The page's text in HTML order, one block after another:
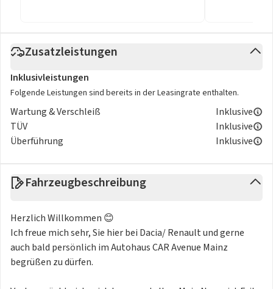
Zusatzleistungen
Inklusivleistungen
Folgende Leistungen sind bereits in der Leasingrate enthalten.
Wartung & Verschleiß
Inklusive
TÜV
Inklusive
Überführung
Inklusive
Fahrzeugbeschreibung
Herzlich Willkommen 😊
Ich freue mich sehr, Sie hier bei Dacia/ Renault und gerne
auch bald persönlich im Autohaus CAR Avenue Mainz
begrüßen zu dürfen.